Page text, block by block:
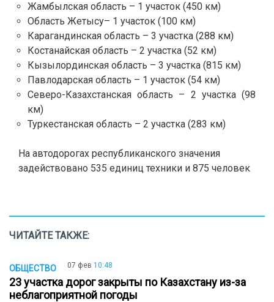
Жамбылская область – 1 участок (450 км)
Область Жетысу– 1 участок (100 км)
Карагандинская область – 3 участка (288 км)
Костанайская область – 2 участка (52 км)
Кызылординская область – 3 участка (815 км)
Павлодарская область – 1 участок (54 км)
Северо-Казахстанская область – 2 участка (98
км)
Туркестанская область – 2 участка (283 км)
На автодорогах республиканского значения
задействовано 535 единиц техники и 875 человек
ЧИТАЙТЕ ТАКЖЕ:
ОБЩЕСТВО 07 фев 10:48
23 участка дорог закрыты по Казахстану из-за
неблагоприятной погоды